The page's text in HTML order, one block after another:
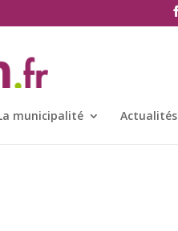
municipalité Actualités